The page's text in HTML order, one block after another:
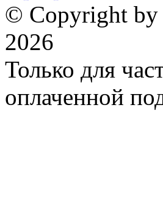
© Copyright by
2026
Только для
оплаченной